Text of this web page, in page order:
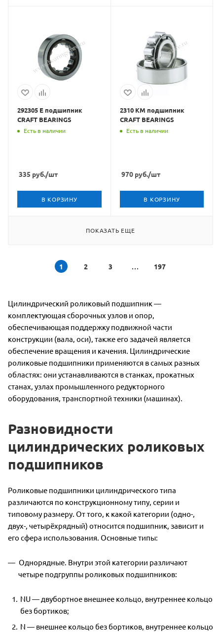
292305 Е подшипник
CRAFT BEARINGS
Есть в наличии
335 руб./шт
В КОРЗИНУ
2310 КМ подшипник
CRAFT BEARINGS
Есть в наличии
970руб./шт
В КОРЗИНУ
ПОКАЗАТЬ ЕЩЕ
1 2 3 197
Цилиндрический роликовый подшипник —
комплектующая сборочных узлов и опор,
обеспечивающая поддержку подвижной части
конструкции (вала, оси), также его задачей является
обеспечение вращения и качения. Цилиндрические
роликовые подшипники применяются в самых разных
областях: они устанавливаются в станках, прокатных
станах, узлах промышленного редукторного
оборудования, транспортной техники (машинах).
Разновидности
цилиндрических роликовых
подшипников
Роликовые подшипники цилиндрического типа
различаются по конструкционному типу, серии и
типовому размеру. От того, к какой категории (одно-,
двух-, четырёхрядный) относится подшипник, зависит и
его сфера использования. Основные типы:
Однорядные. Внутри этой категории различают
четыре подгруппы роликовых подшипников:
NU — двубортное внешнее кольцо, внутреннее кольцо
без бортиков;
N — внешнее кольцо без бортиков, внутреннее кольцо